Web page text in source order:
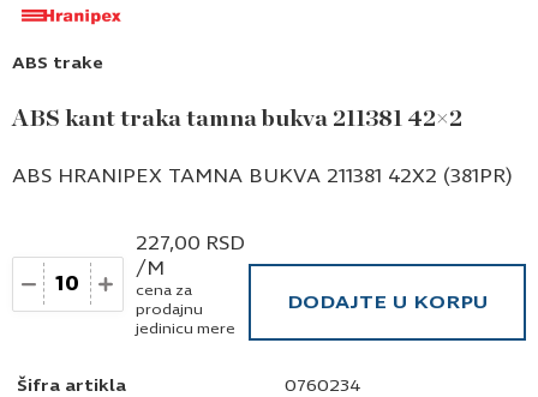
ABS trake
ABS kant traka tamna bukva 211381 42×2
Šifra artikla 0760234
ABS HRANIPEX TAMNA BUKVA 211381 42X2 (381PR)
Količina
227,00 RSD
/M
cena za
prodajnu
jedinicu mere
DODAJTE U KORPU